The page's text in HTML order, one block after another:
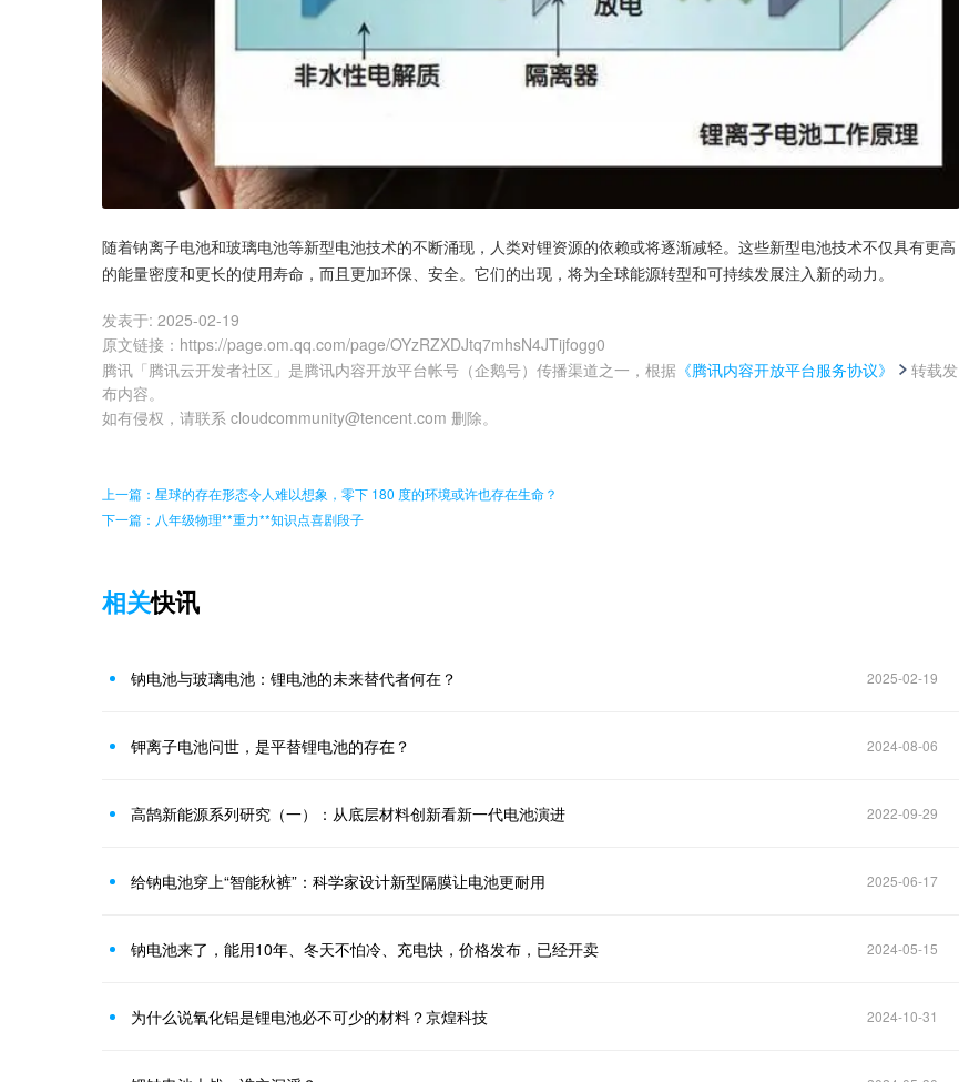
随着钠离子电池和玻璃电池等新型电池技术的不断涌现，人类对锂资源的依赖或将逐渐减轻。这些新型电池技术不仅具有更高
的能量密度和更长的使用寿命，而且更加环保、安全。它们的出现，将为全球能源转型和可持续发展注入新的动力。
发表于: 2025-02-19
原文链接 ： https://page.om.qq.com/page/OYzRZXDJtq7mhsN4JTijfogg0
腾讯「腾讯云开发者社区」是腾讯内容开放平台帐号（企鹅号）传播渠道之一，根据 《腾讯内容开放平台服务协议》
转载发
布内容。
如有侵权，请联系 cloudcommunity@tencent.com 删除。
上一篇：星球的存在形态令人难以想象，零下 180 度的环境或许也存在生命？
下一篇：八年级物理**重力**知识点喜剧段子
相关快讯
钠电池与玻璃电池：锂电池的未来替代者何在？ 2025-02-19
钾离子电池问世，是平替锂电池的存在？ 2024-08-06
高鹄新能源系列研究（一）：从底层材料创新看新一代电池演进 2022-09-29
给钠电池穿上“智能秋裤”：科学家设计新型隔膜让电池更耐用 2025-06-17
钠电池来了，能用10年、冬天不怕冷、充电快，价格发布，已经开卖 2024-05-15
为什么说氧化铝是锂电池必不可少的材料？京煌科技 2024-10-31